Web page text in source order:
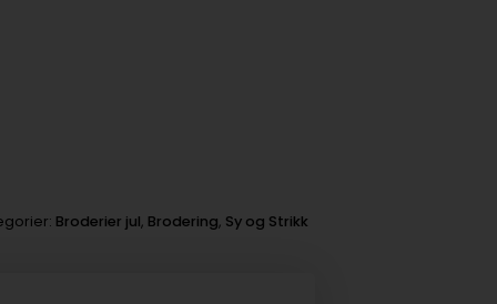
Broderier jul, Brodering, Sy og Strikk